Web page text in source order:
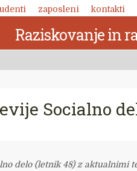
zaposleni kontakti
Raziskovanje in
Socialno
delo (letnik 48) z